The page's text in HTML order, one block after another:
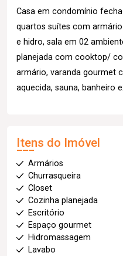
Casa em condomínio
quartos suítes com
e hidro, sala em 02
planejada com cooktop/
armário, varanda gourmet
aquecida, sauna, banheiro
Itens do Imóvel
Armários
Churrasqueira
Closet
Cozinha planejada
Escritório
Espaço gourmet
Hidromassagem
Lavabo